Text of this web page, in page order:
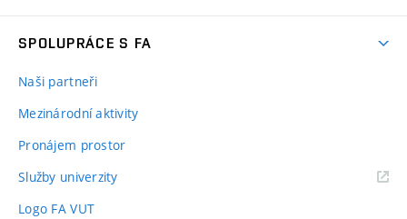
SPOLUPRÁCE S FA
Naši partneři
Mezinárodní aktivity
Pronájem prostor
Služby univerzity
Logo FA VUT